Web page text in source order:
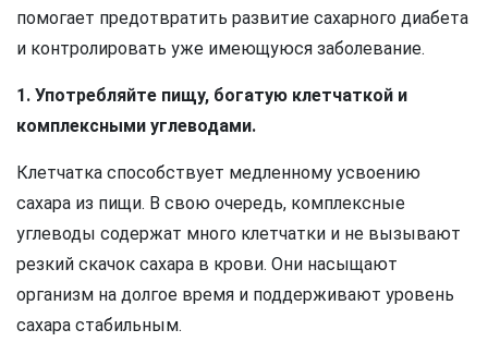
помогает предотвратить развитие сахарного диабета
и контролировать уже имеющуюся заболевание.
1. Употребляйте пищу, богатую клетчаткой и
комплексными углеводами.
Клетчатка способствует медленному усвоению
сахара из пищи. В свою очередь, комплексные
углеводы содержат много клетчатки и не вызывают
резкий скачок сахара в крови. Они насыщают
организм на долгое время и поддерживают уровень
сахара стабильным.